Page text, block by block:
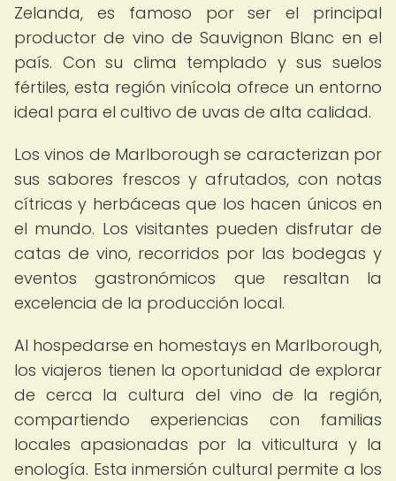
Zelanda, es famoso por ser el principal
productor de vino de Sauvignon Blanc en el
país. Con su clima templado y sus suelos
fértiles, esta región vinícola ofrece un entorno
ideal para el cultivo de uvas de alta calidad.
Los vinos de Marlborough se caracterizan por
sus sabores frescos y afrutados, con notas
cítricas y herbáceas que los hacen únicos en
el mundo. Los visitantes pueden disfrutar de
catas de vino, recorridos por las bodegas y
eventos gastronómicos que resaltan la
excelencia de la producción local.
Al hospedarse en homestays en Marlborough,
los viajeros tienen la oportunidad de explorar
de cerca la cultura del vino de la región,
compartiendo experiencias con familias
locales apasionadas por la viticultura y la
enología. Esta inmersión cultural permite a los